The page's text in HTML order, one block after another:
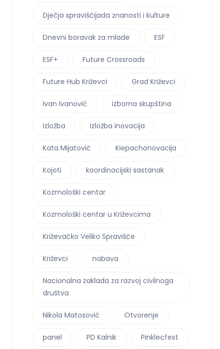
Dječja spraviščijada znanosti i kulture
Dnevni boravak za mlade ESF
ESF+ Future Crossroads
Future Hub Križevci Grad Križevci
Ivan Ivanović izborna skupština
Izložba Izložba inovacija
Kata Mijatović Kiepachonovacija
Kojoti koordinacijski sastanak
Kozmološki centar
Kozmološki centar u Križevcima
Križevačko Veliko Spravišče
Križevci nabava
Nacionalna zaklada za razvoj civilnoga
društva
Nikola Matosović Otvorenje
panel PD Kalnik Pinklecfest